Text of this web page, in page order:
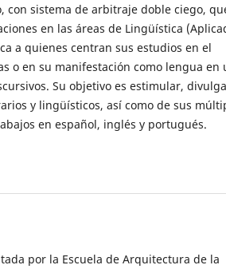
con sistema de arbitraje doble ciego,
en las áreas de Lingüística
a quienes centran sus estudios en el
o en su manifestación como lengua en
Su objetivo es estimular,
y lingüísticos, así como de sus
en español, inglés y portugués.
por la Escuela de Arquitectura de la